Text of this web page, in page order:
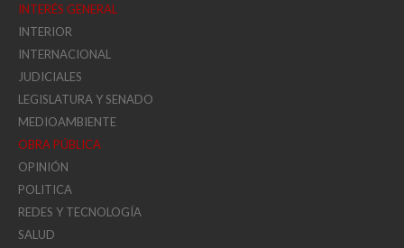
INTERÉS GENERAL
INTERIOR
INTERNACIONAL
JUDICIALES
LEGISLATURA Y SENADO
MEDIOAMBIENTE
OBRA PÚBLICA
OPINIÓN
POLITICA
REDES Y TECNOLOGÍA
SALUD